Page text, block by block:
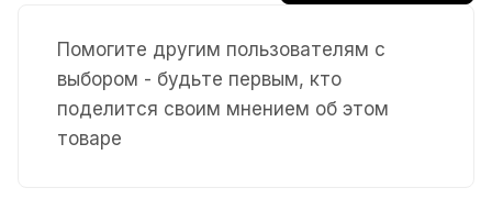
Помогите другим пользователям с
выбором - будьте первым, кто
поделится своим мнением об этом
товаре